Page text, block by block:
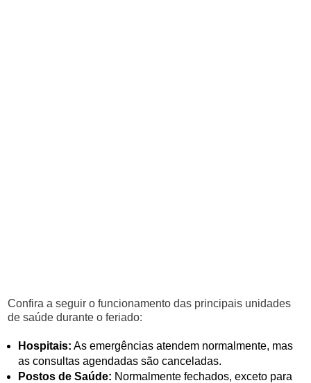
Confira a seguir o funcionamento das principais unidades
de saúde durante o feriado:
Hospitais: As emergências atendem normalmente, mas
as consultas agendadas são canceladas.
Postos de Saúde: Normalmente fechados, exceto para